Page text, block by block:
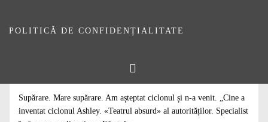
POLITICĂ DE CONFIDENȚIALITATE
Supărare. Mare supărare. Am așteptat ciclonul și n-a venit. „Cine a
inventat ciclonul Ashley. «Teatrul absurd» al autorităților. Specialist